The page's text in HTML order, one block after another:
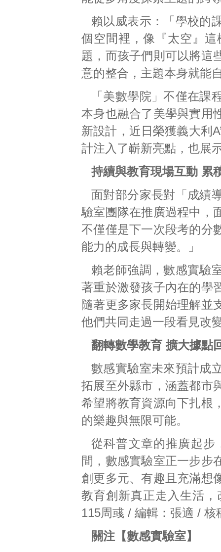
賴以威表示：「學校的
個空間裡，像『太空』
題，而孩子們則可以將這
意的整合，主題本身就能
「美數學院」不僅在
本身也融合了美學與實用
新設計，近日榮獲義大利
計注入了嶄新亮點，也展
持續與教育現場互動 累
面對部分家長對「成績
驗室團隊在推廣過程中，
不僅僅是下一次段考的分
能力的成長與轉變。」
賴老師強調，數感實驗
著重於激發孩子內在的學
隨著更多家長開始理解並
他們共同走過一段看見改
翻轉數學教育 擴大據點
數感實驗室未來預計成
拓展至外縣市，涵蓋都市
希望將教育資源向下扎根
的樂趣與無限可能。
從科普文章的推廣起步
間，數感實驗室正一步步
創更多元、有趣且充滿想
教育創新真正走入生活
115周彧 / 編輯：張適 / 核
關注【數感實驗室】